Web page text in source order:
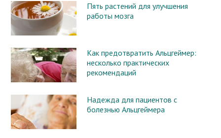
Пять растений для улучшения
работы мозга
Как предотвратить Альцгеймер:
несколько практических
рекомендаций
Надежда для пациентов с
болезнью Альцгеймера